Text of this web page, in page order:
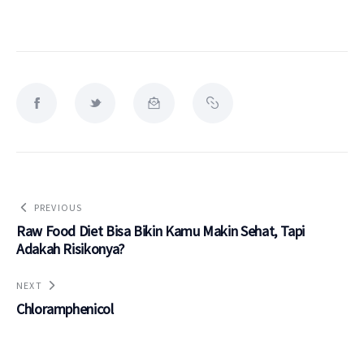
PREVIOUS
Raw Food Diet Bisa Bikin Kamu Makin Sehat, Tapi
Adakah Risikonya?
NEXT
Chloramphenicol